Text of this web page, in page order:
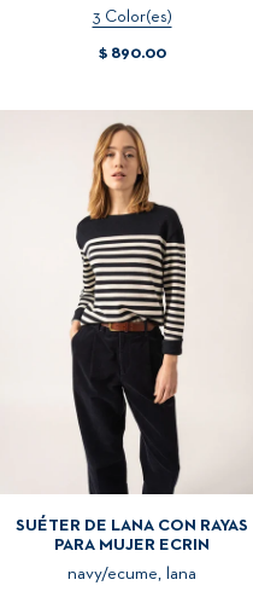
3 Color(es)
$ 890.00
SUÉTER DE LANA CON RAYAS
PARA MUJER ECRIN
navy/ecume, lana